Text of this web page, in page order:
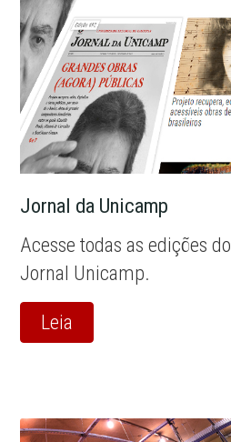
Jornal da Unicamp
Acesse todas as edições do
Jornal Unicamp.
Leia